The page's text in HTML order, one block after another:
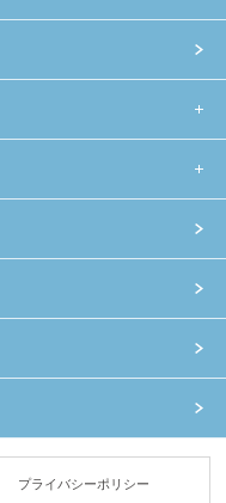
プライバシーポリシー